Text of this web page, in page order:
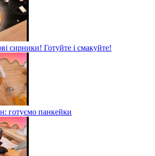
сирники! Готуйте і смакуйте!
готуємо панкейки